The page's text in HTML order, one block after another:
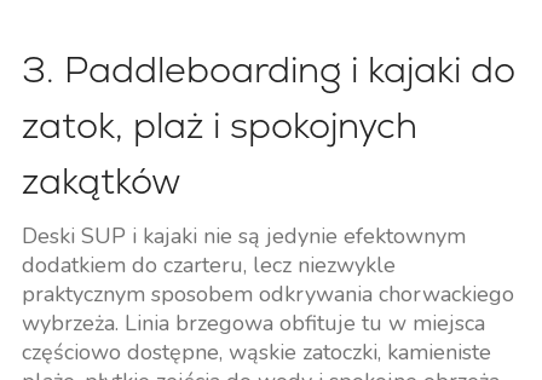
3. Paddleboarding i kajaki do
zatok, plaż i spokojnych
zakątków
Deski SUP i kajaki nie są jedynie efektownym
dodatkiem do czarteru, lecz niezwykle
praktycznym sposobem odkrywania chorwackiego
wybrzeża. Linia brzegowa obfituje tu w miejsca
częściowo dostępne, wąskie zatoczki, kamieniste